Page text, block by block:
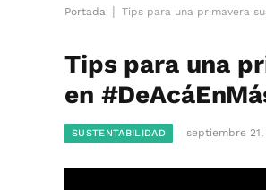
Portada Tips para una primavera
Tips para una
en
SUSTENTABILIDAD septiembre 21,